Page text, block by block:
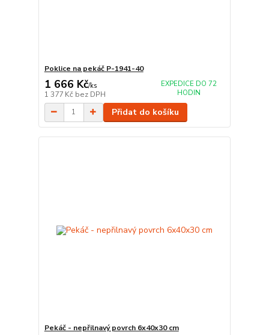
Poklice na pekáč P-1941-40
1 666 Kč/ks
1 377 Kč bez DPH
EXPEDICE DO 72
HODIN
Přidat do košíku
Pekáč - nepřilnavý povrch 6x40x30 cm